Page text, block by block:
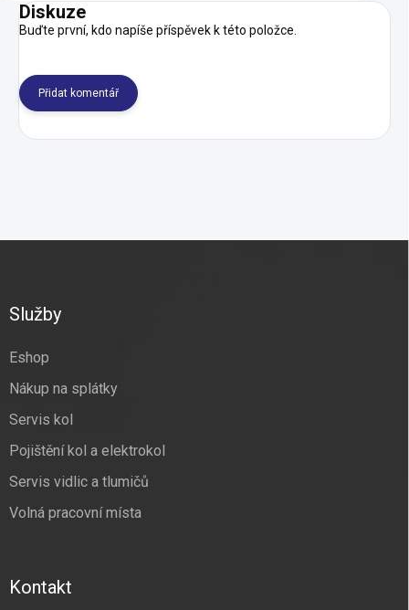
Diskuze
Buďte první, kdo napíše příspěvek k této položce.
Přidat komentář
Služby
Eshop
Nákup na splátky
Servis kol
Pojištění kol a elektrokol
Servis vidlic a tlumičů
Volná pracovní místa
Kontakt